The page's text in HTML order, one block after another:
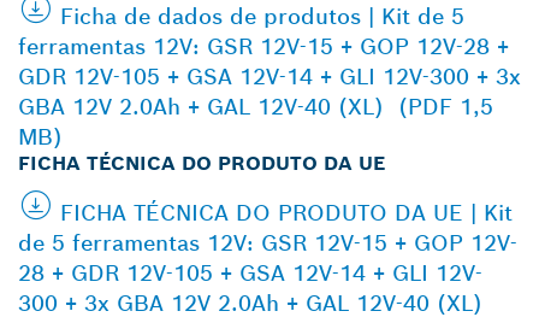
Ficha de dados de produtos | Kit de 5
ferramentas 12V: GSR 12V-15 + GOP 12V-28 +
GDR 12V-105 + GSA 12V-14 + GLI 12V-300 + 3x
GBA 12V 2.0Ah + GAL 12V-40 (XL) (PDF 1,5
MB)
FICHA TÉCNICA DO PRODUTO DA UE
FICHA TÉCNICA DO PRODUTO DA UE | Kit
de 5 ferramentas 12V: GSR 12V-15 + GOP 12V-
28 + GDR 12V-105 + GSA 12V-14 + GLI 12V-
300 + 3x GBA 12V 2.0Ah + GAL 12V-40 (XL)